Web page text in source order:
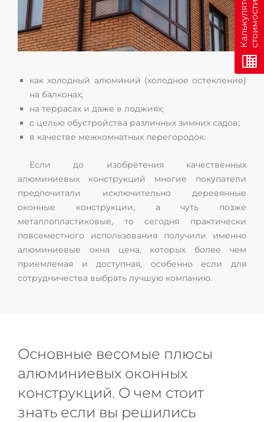
как холодный алюминий (холодное остекление)
на балконах;
на террасах и даже в лоджиях;
с целью обустройства различных зимних садов;
в качестве межкомнатных перегородок.
Если до изобретения качественных
алюминиевых конструкций многие покупатели
предпочитали исключительно деревянные
оконные конструкции, а чуть позже
металлопластиковые, то сегодня практически
повсеместного использования получили именно
алюминиевые окна цена, которых более чем
приемлемая и доступная, особенно если для
сотрудничества выбрать лучшую компанию.
Основные весомые плюсы
алюминиевых оконных
конструкций. О чем стоит
знать если вы решились
К
а
л
ь
к
у
л
я
т
о
р
с
т
о
и
м
о
с
т
и
о
н
л
а
й